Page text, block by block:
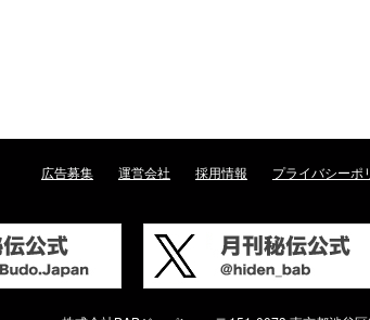
広告募集 運営会社 採用情報 プライバシーポ